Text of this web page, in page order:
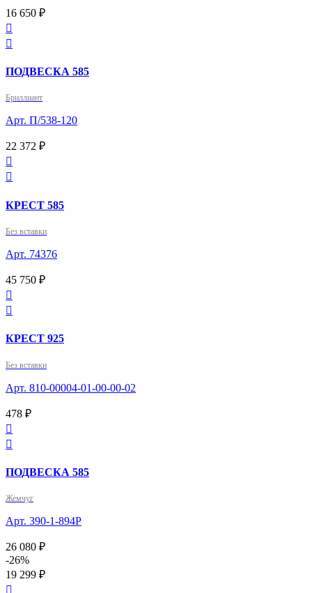
16 650 ₽


ПОДВЕСКА 585
Бриллиант
Арт. П/538-120
22 372 ₽


КРЕСТ 585
Без вставки
Арт. 74376
45 750 ₽


КРЕСТ 925
Без вставки
Арт. 810-00004-01-00-00-02
478 ₽


ПОДВЕСКА 585
Жемчуг
Арт. 390-1-894Р
26 080 ₽
-26%
19 299 ₽
